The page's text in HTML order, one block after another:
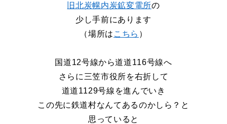
旧北炭幌内炭鉱変電所の
少し手前にあります
（場所は こちら ）
国道12号線から道道116号線へ
さらに三笠市役所を右折して
道道1129号線を進んでいき
この先に鉄道村なんてあるのかしら？と
思っていると